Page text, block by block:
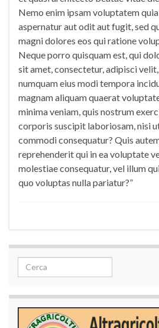
Nemo enim ipsam voluptatem
aspernatur aut odit aut fugit, sed
magni dolores eos qui ratione
Neque porro quisquam est, qui
sit amet, consectetur, adipisci
numquam eius modi tempora
magnam aliquam quaerat
minima veniam, quis nostrum
corporis suscipit laboriosam, nisi
commodi consequatur? Quis
reprehenderit qui in ea voluptate
molestiae consequatur, vel illum
quo voluptas nulla pariatur?”
Search for: